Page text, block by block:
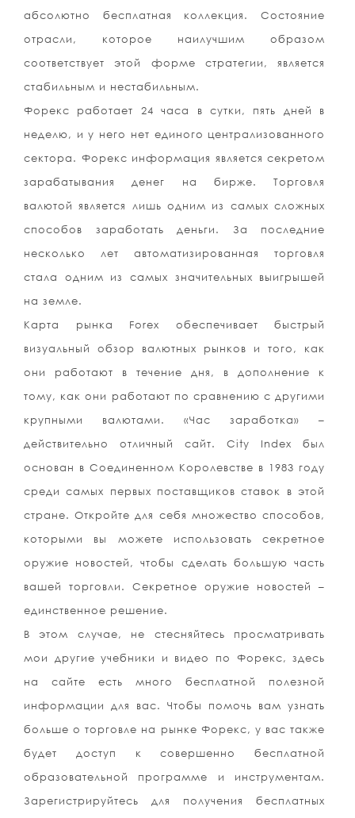
абсолютно бесплатная коллекция. Состояние
отрасли, которое наилучшим образом
соответствует этой форме стратегии, является
стабильным и нестабильным.
Форекс работает 24 часа в сутки, пять дней в
неделю, и у него нет единого централизованного
сектора. Форекс информация является секретом
зарабатывания денег на бирже. Торговля
валютой является лишь одним из самых сложных
способов заработать деньги. За последние
несколько лет автоматизированная торговля
стала одним из самых значительных выигрышей
на земле.
Карта рынка Forex обеспечивает быстрый
визуальный обзор валютных рынков и того, как
они работают в течение дня, в дополнение к
тому, как они работают по сравнению с другими
крупными валютами. «Час заработка» –
действительно отличный сайт. City Index был
основан в Соединенном Королевстве в 1983 году
среди самых первых поставщиков ставок в этой
стране. Откройте для себя множество способов,
которыми вы можете использовать секретное
оружие новостей, чтобы сделать большую часть
вашей торговли. Секретное оружие новостей –
единственное решение.
В этом случае, не стесняйтесь просматривать
мои другие учебники и видео по Форекс, здесь
на сайте есть много бесплатной полезной
информации для вас. Чтобы помочь вам узнать
больше о торговле на рынке Форекс, у вас также
будет доступ к совершенно бесплатной
образовательной программе и инструментам.
Зарегистрируйтесь для получения бесплатных